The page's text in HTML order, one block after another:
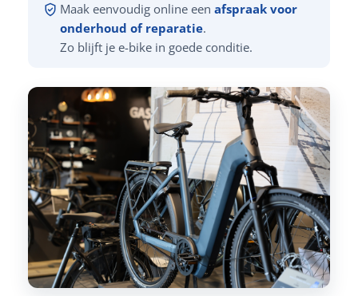
Maak eenvoudig online een afspraak voor
onderhoud of reparatie.
Zo blijft je e-bike in goede conditie.